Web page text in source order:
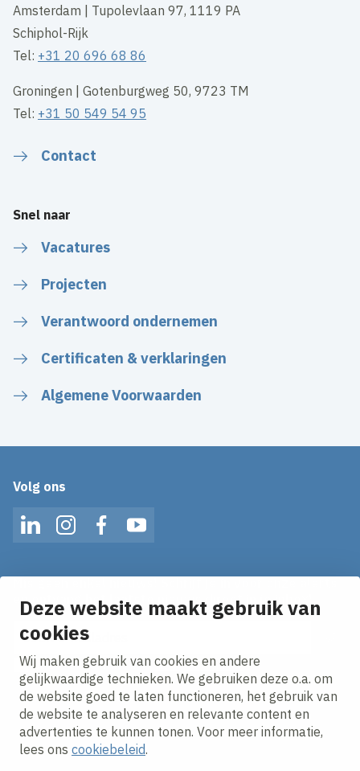
Deze website maakt gebruik van
cookies
Wij maken gebruik van cookies en andere
gelijkwaardige technieken. We gebruiken deze o.a. om
de website goed te laten functioneren, het gebruik van
de website te analyseren en relevante content en
advertenties te kunnen tonen. Voor meer informatie,
lees ons cookiebeleid.
Amsterdam | Tupolevlaan 97, 1119 PA
Schiphol-Rijk
Tel: +31 20 696 68 86
Groningen | Gotenburgweg 50, 9723 TM
Tel: +31 50 549 54 95
Contact
Snel naar
Vacatures
Projecten
Verantwoord ondernemen
Certificaten & verklaringen
Algemene Voorwaarden
Volg ons
LinkedInInstagramFacebookYouTube
en ontvang het laatste nieuws direct in je inbox!
E-mailadres
Ik ga akkoord met hetprivacy statement.